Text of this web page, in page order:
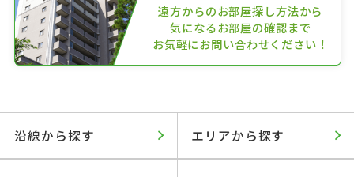
遠方からのお部屋探し方法から
気になるお部屋の確認まで
お気軽にお問い合わせください！
沿線から探す エリアから探す